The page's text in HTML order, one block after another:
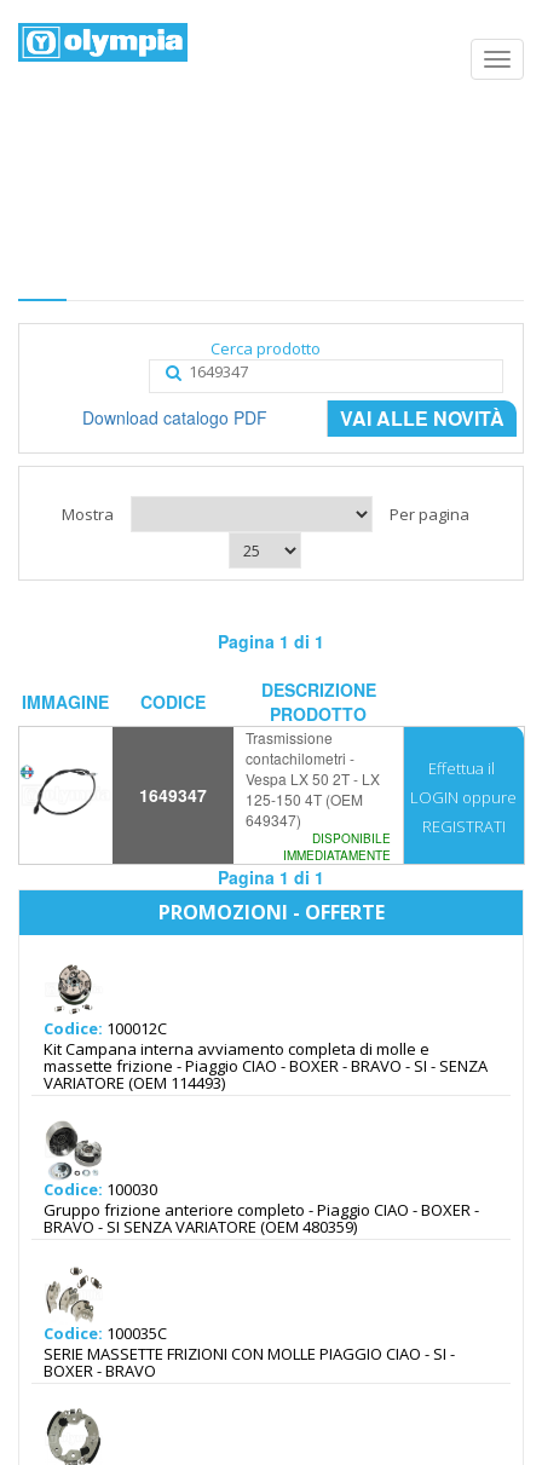
Cerca prodotto
VAI ALLE NOVITÀ
Download catalogo PDF
Mostra Per pagina
Pagina 1 di 1
IMMAGINE CODICE
DESCRIZIONE
PRODOTTO
1649347
Trasmissione
contachilometri -
Vespa LX 50 2T - LX
125-150 4T (OEM
649347)
DISPONIBILE
IMMEDIATAMENTE
Effettua il
LOGIN oppure
REGISTRATI
Pagina 1 di 1
PROMOZIONI - OFFERTE
Codice: 100012C
Kit Campana interna avviamento completa di molle e
massette frizione - Piaggio CIAO - BOXER - BRAVO - SI - SENZA
VARIATORE (OEM 114493)
Codice: 100030
Gruppo frizione anteriore completo - Piaggio CIAO - BOXER -
BRAVO - SI SENZA VARIATORE (OEM 480359)
Codice: 100035C
SERIE MASSETTE FRIZIONI CON MOLLE PIAGGIO CIAO - SI -
BOXER - BRAVO